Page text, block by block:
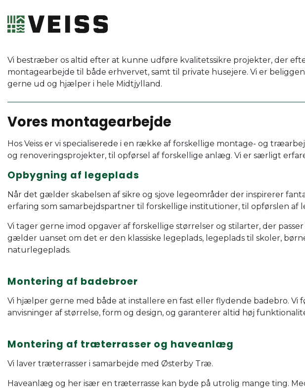
hovedindhold
Vi bestræber os altid efter at kunne udføre kvalitetssikre projekter, der
montagearbejde til både erhvervet, samt til private husejere. Vi er
gerne ud og hjælper i hele Midtjylland.
Vores montagearbejde
Hos Veiss er vi specialiserede i en række af forskellige montage- og
og renoveringsprojekter, til opførsel af forskellige anlæg. Vi er særligt
Opbygning af legeplads
Når det gælder skabelsen af sikre og sjove legeområder der inspirerer
erfaring som samarbejdspartner til forskellige institutioner, til opførslen af
Vi tager gerne imod opgaver af forskellige størrelser og stilarter, der
gælder uanset om det er den klassiske legeplads, legeplads til skoler,
naturlegeplads.
Montering af badebroer
Vi hjælper gerne med både at installere en fast eller flydende badebro. Vi
anvisninger af størrelse, form og design, og garanterer altid høj
Montering af træterrasser og haveanlæg
Vi laver træterrasser i samarbejde med Østerby Træ.
Haveanlæg og her især en træterrasse kan byde på utrolig mange ting.